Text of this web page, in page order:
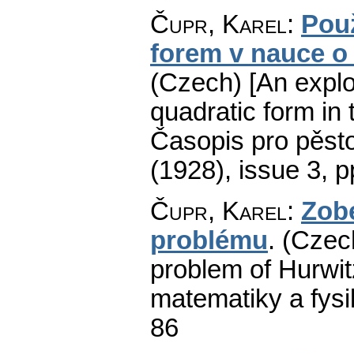
Čupr, Karel:
forem v nauce
(Czech) [An
quadratic form in
Časopis pro
(1928), issue 3,
Čupr, Karel:
problému.
problem of
matematiky a
86